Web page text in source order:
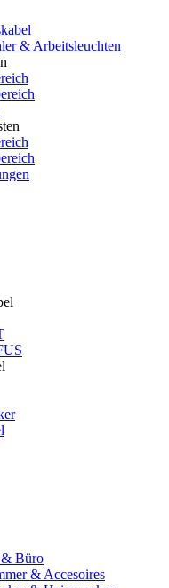
& Arbeitsleuchten
& Büro
& Accesoires